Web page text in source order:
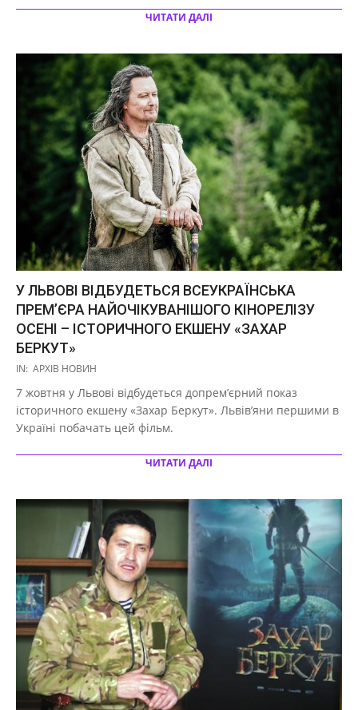
ЧИТАТИ ДАЛІ
У ЛЬВОВІ ВІДБУДЕТЬСЯ ВСЕУКРАЇНСЬКА
ПРЕМ’ЄРА НАЙОЧІКУВАНІШОГО КІНОРЕЛІЗУ
ОСЕНІ – ІСТОРИЧНОГО ЕКШЕНУ «ЗАХАР
БЕРКУТ»
2019-
03
IN: АРХІВ НОВИН
7 жовтня у Львові відбудеться допрем’єрний показ
історичного екшену «Захар Беркут». Львів’яни першими в
Україні побачать цей фільм.
ЧИТАТИ ДАЛІ